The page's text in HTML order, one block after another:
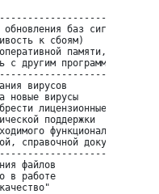
обновления баз
к
оперативной
с другим
вирусов
на новые вирусы
лицензионные
справочной
файлов
в работе
качество"